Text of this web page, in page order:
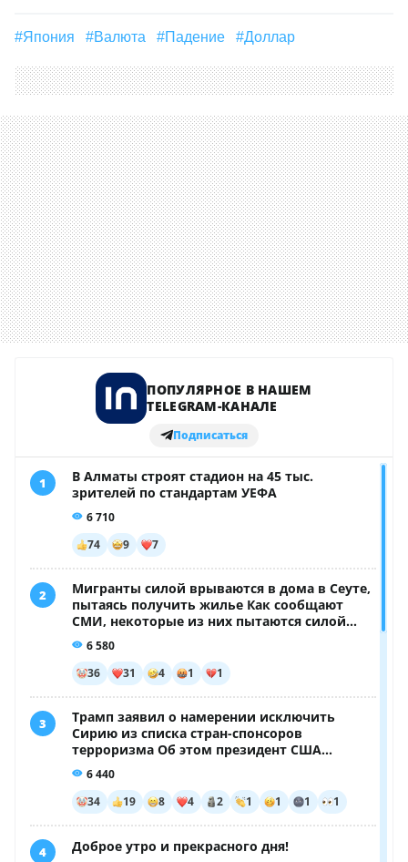
#Япония #валюта #падение #Доллар